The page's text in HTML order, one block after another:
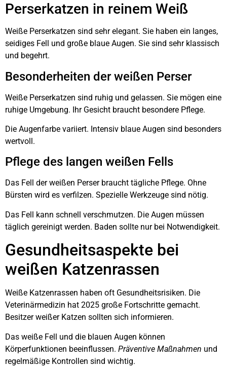
Perserkatzen in reinem Weiß
Weiße Perserkatzen sind sehr elegant. Sie haben ein langes,
seidiges Fell und große blaue Augen. Sie sind sehr klassisch
und begehrt.
Besonderheiten der weißen Perser
Weiße Perserkatzen sind ruhig und gelassen. Sie mögen eine
ruhige Umgebung. Ihr Gesicht braucht besondere Pflege.
Die Augenfarbe variiert. Intensiv blaue Augen sind besonders
wertvoll.
Pflege des langen weißen Fells
Das Fell der weißen Perser braucht tägliche Pflege. Ohne
Bürsten wird es verfilzen. Spezielle Werkzeuge sind nötig.
Das Fell kann schnell verschmutzen. Die Augen müssen
täglich gereinigt werden. Baden sollte nur bei Notwendigkeit.
Gesundheitsaspekte bei
weißen Katzenrassen
Weiße Katzenrassen haben oft Gesundheitsrisiken. Die
Veterinärmedizin hat 2025 große Fortschritte gemacht.
Besitzer weißer Katzen sollten sich informieren.
Das weiße Fell und die blauen Augen können
Körperfunktionen beeinflussen. Präventive Maßnahmen und
regelmäßige Kontrollen sind wichtig.